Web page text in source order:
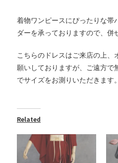
着物ワンピースにぴったりな帯
ダーを承っておりますので、併
こちらのドレスはご来店の上、
願いしておりますが、ご遠方で
でサイズをお測りいただきます
Related